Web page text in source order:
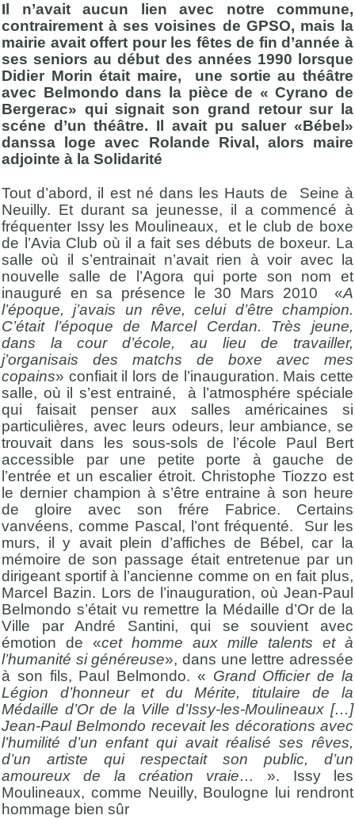
Il n’avait aucun lien avec notre commune,
contrairement à ses voisines de GPSO, mais la
mairie avait offert pour les fêtes de fin d’année à
ses seniors au début des années 1990 lorsque
Didier Morin était maire, une sortie au théâtre
avec Belmondo dans la pièce de « Cyrano de
Bergerac» qui signait son grand retour sur la
scéne d’un théâtre. Il avait pu saluer «Bébel»
danssa loge avec Rolande Rival, alors maire
adjointe à la Solidarité
Tout d’abord, il est né dans les Hauts de Seine à
Neuilly. Et durant sa jeunesse, il a commencé à
fréquenter Issy les Moulineaux, et le club de boxe
de l’Avia Club où il a fait ses débuts de boxeur. La
salle où il s’entrainait n’avait rien à voir avec la
nouvelle salle de l’Agora qui porte son nom et
inauguré en sa présence le 30 Mars 2010 «A
l’époque, j’avais un rêve, celui d’être champion.
C’était l’époque de Marcel Cerdan. Très jeune,
dans la cour d’école, au lieu de travailler,
j’organisais des matchs de boxe avec mes
copains» confiait il lors de l’inauguration. Mais cette
salle, où il s’est entrainé, à l’atmosphére spéciale
qui faisait penser aux salles américaines si
particulières, avec leurs odeurs, leur ambiance, se
trouvait dans les sous-sols de l’école Paul Bert
accessible par une petite porte à gauche de
l’entrée et un escalier étroit. Christophe Tiozzo est
le dernier champion à s’être entraine à son heure
de gloire avec son frére Fabrice. Certains
vanvéens, comme Pascal, l’ont fréquenté. Sur les
murs, il y avait plein d’affiches de Bébel, car la
mémoire de son passage était entretenue par un
dirigeant sportif à l’ancienne comme on en fait plus,
Marcel Bazin. Lors de l’inauguration, où Jean-Paul
Belmondo s’était vu remettre la Médaille d’Or de la
Ville par André Santini, qui se souvient avec
émotion de «cet homme aux mille talents et à
l’humanité si généreuse», dans une lettre adressée
à son fils, Paul Belmondo. « Grand Officier de la
Légion d’honneur et du Mérite, titulaire de la
Médaille d’Or de la Ville d’Issy-les-Moulineaux […]
Jean-Paul Belmondo recevait les décorations avec
l’humilité d’un enfant qui avait réalisé ses rêves,
d’un artiste qui respectait son public, d’un
amoureux de la création vraie…
». Issy les
Moulineaux, comme Neuilly, Boulogne lui rendront
hommage bien sûr